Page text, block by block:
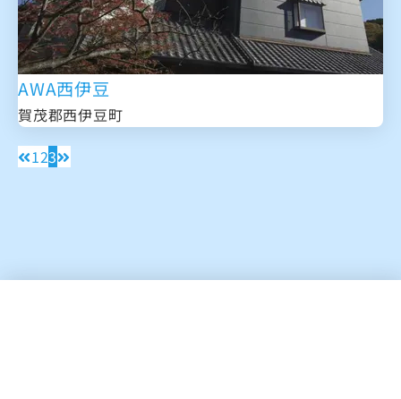
AWA西伊豆
賀茂郡西伊豆町
123